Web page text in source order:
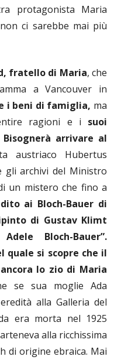
protagonista Maria
ci sarebbe mai più
fratello di Maria, che
a Vancouver in
i beni di famiglia, ma
ragioni e i suoi
Bisognerà arrivare al
austriaco Hubertus
gli archivi del Ministro
un mistero che fino a
ai Bloch-Bauer di
di Gustav Klimt
Bloch-Bauer”.
quale si scopre che il
lo zio di Maria
se sua moglie Ada
alla Galleria del
era morta nel 1925
alla ricchissima
di origine ebraica. Mai